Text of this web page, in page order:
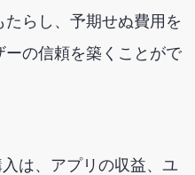
らし、予期せぬ費用を
の信頼を築くことがで
は、アプリの収益、ユ